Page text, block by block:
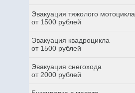
Эвакуация тяжолого мотоцикла
от 1500 рублей
Эвакуация квадроцикла
от 1500 рублей
Эвакуация снегохода
от 2000 рублей